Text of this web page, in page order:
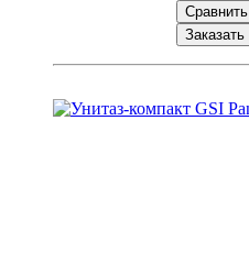
Сравнить
Заказать